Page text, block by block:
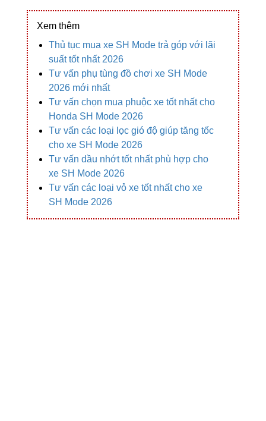
Xem thêm
Thủ tục mua xe SH Mode trả góp với lãi
suất tốt nhất 2026
Tư vấn phụ tùng đồ chơi xe SH Mode
2026 mới nhất
Tư vấn chọn mua phuộc xe tốt nhất cho
Honda SH Mode 2026
Tư vấn các loại lọc gió độ giúp tăng tốc
cho xe SH Mode 2026
Tư vấn dầu nhớt tốt nhất phù hợp cho
xe SH Mode 2026
Tư vấn các loại vỏ xe tốt nhất cho xe
SH Mode 2026